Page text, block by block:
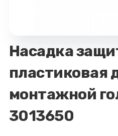
Насадка
пластиковая
монтажной
3013650